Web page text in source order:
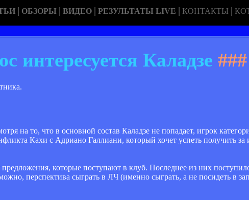
| ОБЗОРЫ | ВИДЕО | РЕЗУЛЬТАТЫ LIVE | КОНТАКТЫ |
интересуется Каладзе ###
на то, что в основной состав Каладзе не попадает, игрок
Кахи с Адриано Галлиани, который хочет успеть получить за
предложения, которые поступают в клуб. Последнее из них
перспектива сыграть в ЛЧ (именно сыграть, а не посидеть в